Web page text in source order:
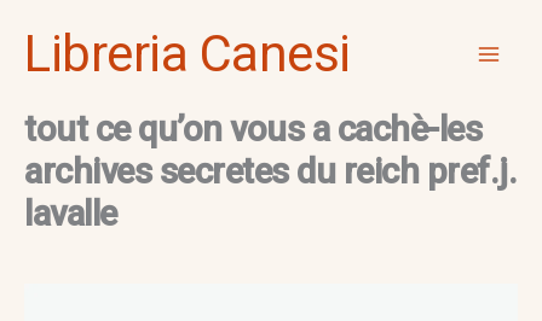
Libreria Canesi
tout ce qu’on vous a cachè-les
archives secretes du reich pref.j.
lavalle